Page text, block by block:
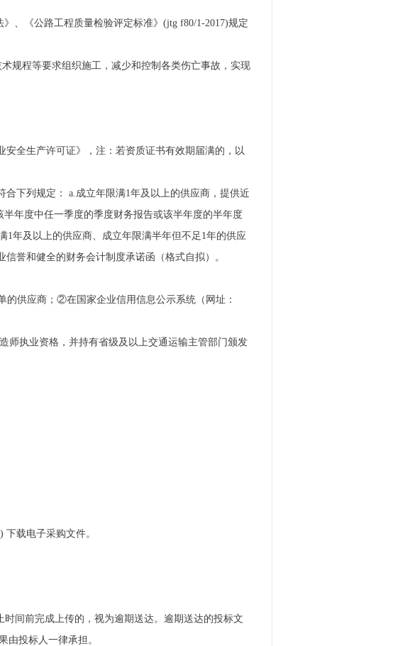
、《公路工程质量检验评定标准》(jtg f80/1-2017)规定
规程等要求组织施工，减少和控制各类伤亡事故，实现
安全生产许可证》，注：若资质证书有效期届满的，以
下列规定： a.成立年限满1年及以上的供应商，提供近
年度中任一季度的季度财务报告或该半年度的半年度
1年及以上的供应商、成立年限满半年但不足1年的供应
誉和健全的财务会计制度承诺函（格式自拟）。
的供应商；②在国家企业信用信息公示系统（网址：
师执业资格，并持有省级及以上交通运输主管部门颁发
载电子采购文件。
间前完成上传的，视为逾期送达。逾期送达的投标文
由投标人一律承担。